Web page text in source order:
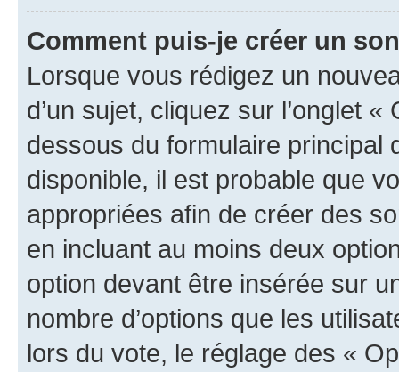
Comment puis-je créer un
Lorsque vous rédigez un
d’un sujet, cliquez sur l’onglet
dessous du formulaire principal
disponible, il est probable que
appropriées afin de créer des
en incluant au moins deux
option devant être insérée sur
nombre d’options que les
lors du vote, le réglage des «